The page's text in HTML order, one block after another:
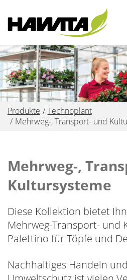
Produkte
Technoplant
Mehrweg-, Transport- und
Mehrweg-,
Kultursysteme
Diese Kollektion bietet
Mehrweg-Transport- und
Palettino für Töpfe und
Nachhaltiges Handeln